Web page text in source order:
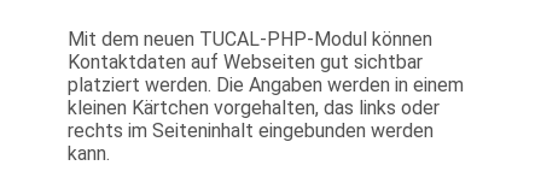
Mit dem neuen TUCAL-PHP-Modul können
Kontaktdaten auf Webseiten gut sichtbar
platziert werden. Die Angaben werden in einem
kleinen Kärtchen vorgehalten, das links oder
rechts im Seiteninhalt eingebunden werden
kann.